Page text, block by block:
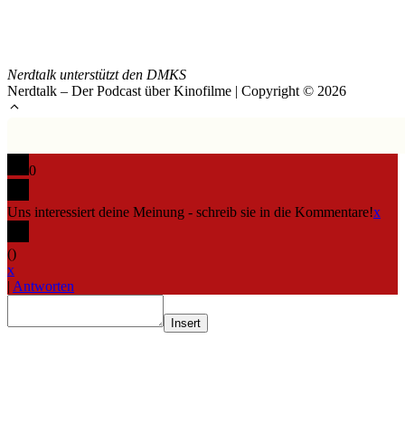
Nerdtalk unterstützt den DMKS
Nerdtalk – Der Podcast über Kinofilme | Copyright © 2026
0
Uns interessiert deine Meinung - schreib sie in die Kommentare!x
()
x
| Antworten
Insert